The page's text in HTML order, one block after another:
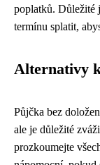
poplatků. Důležité
termínu splatit,
Alternativy
Půjčka bez
ale je důležité
prozkoumejte